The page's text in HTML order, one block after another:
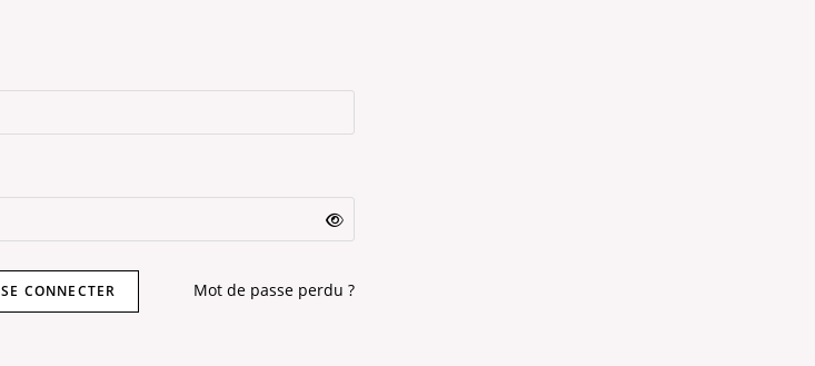
SE CONNECTER Mot de passe perdu ?